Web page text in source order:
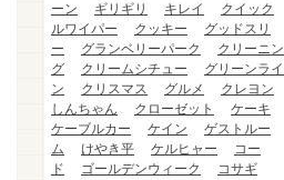
ーン
ギリギリ キレイ
クイック
ルワイパー
クッキー
グッドスリ
ー
グランベリーパーク
クリーニン
グ
クリームシチュー
グリーンライ
ン
クリスマス グルメ
クレヨン
しんちゃん
クローゼット
ケーキ
ケーブルカー
ケイン
ゲストルー
ム
けやき平 ケルヒャー
コー
ド
ゴールデンウィーク
コサギ